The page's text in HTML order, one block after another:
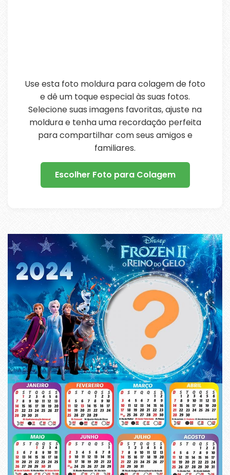
Use esta foto moldura para colagem de foto
e dê um toque especial às suas fotos.
Selecione suas imagens favoritas, ajuste na
moldura e tenha uma recordação perfeita
para compartilhar com seus amigos e
familiares.
Escolher Foto para Colagem